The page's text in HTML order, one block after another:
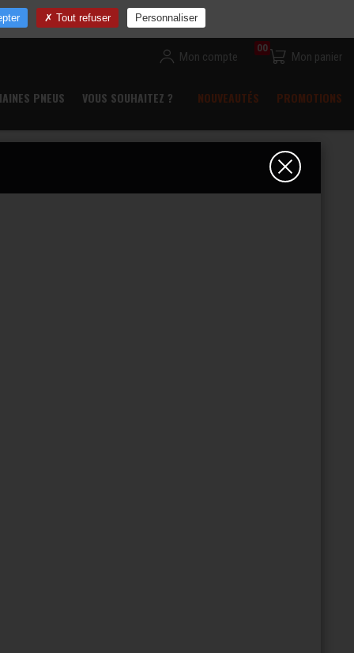
Devenir revendeur Commande rapide
Mon compte Mon panier
00
PNEUS VOUS SOUHAITEZ ? NOUVEAUTÉS PROMOTIONS
Tout refuser Personnaliser